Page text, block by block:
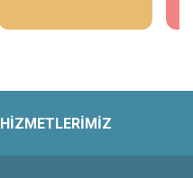
HİZMETLERİMİZ